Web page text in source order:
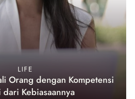
LIFE
Orang dengan Kompetensi
Kebiasaannya